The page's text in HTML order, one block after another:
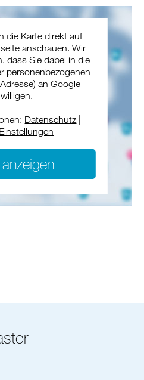
die Karte direkt auf
anschauen. Wir
dass Sie dabei in die
personenbezogenen
an Google
Datenschutz